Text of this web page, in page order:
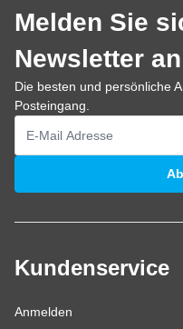
Melden Sie
Newsletter an
Die besten und persönliche
Posteingang.
E-Mailadresse
Kundenservice
Anmelden